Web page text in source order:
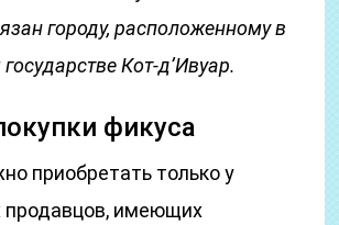
городу, расположенному в
Кот-д’Ивуар.
фикуса
приобретать только у
продавцов, имеющих